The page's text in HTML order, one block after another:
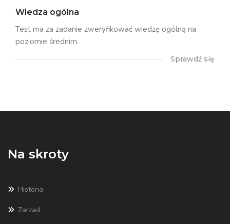
Wiedza ogólna
Test ma za zadanie zweryfikować wiedzę ogólną na
poziomie średnim.
Sprawdź się
Na skroty
Historia
Zarzad